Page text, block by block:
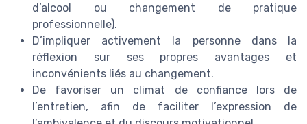
d’alcool ou changement de pratique
professionnelle).
D’impliquer activement la personne dans la
réflexion sur ses propres avantages et
inconvénients liés au changement.
De favoriser un climat de confiance lors de
l’entretien, afin de faciliter l’expression de